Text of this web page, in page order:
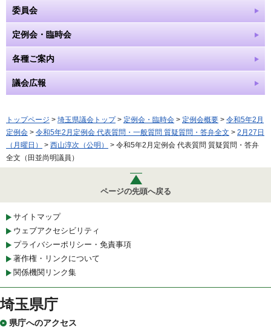
委員会
定例会・臨時会
各種ご案内
議会広報
トップページ > 埼玉県議会トップ> 定例会・臨時会 > 定例会概要 > 令和5年2月
定例会 > 令和5年2月定例会 代表質問・一般質問 質疑質問・答弁全文 > 2月27日
（月曜日）
> 西山淳次（公明）
> 令和5年2月定例会 代表質問 質疑質問・答弁
全文（田並尚明議員）
ページの先頭へ戻る
サイトマップ
ウェブアクセシビリティ
プライバシーポリシー・免責事項
著作権・リンクについて
関係機関リンク集
埼玉県庁
県庁へのアクセス